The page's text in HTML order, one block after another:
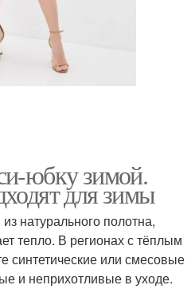
юбку зимой.
для зимы
натурального полотна,
тепло. В регионах с тёплым
синтетические или смесовые
и неприхотливые в уходе.